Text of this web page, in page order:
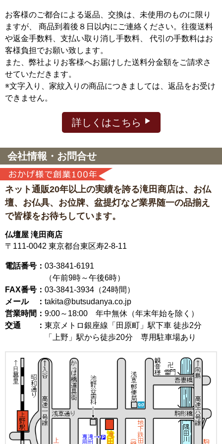
お客様のご都合による返品、交換は、未使用のものに限り
ますが、
商品到着後８日以内にご連絡ください。往復送料
や返金手数料、支払い取り消し手数料、 代引の手数料はお
客様負担でお願い致します。
また、弊社よりお客様へお届けした送料分金額をご請求さ
せていただきます。
※文字入り、家紋入りの商品につきましては、返品をお受け
できません。
詳しくはこちら
会社情報・お問合せ
ネット通販20年以上の実績を誇る滝田商店は、 お仏
壇、お仏具、お位牌、盆提灯など業界随一の品揃え
で皆様をお待ちしています。
仏壇屋 滝田商店
〒111-0042 東京都台東区寿2-8-11
電話番号： 03-3841-6191
（午前9時～午後6時）
FAX番号： 03-3841-3934（24時間）
メール ： takita@butsudanya.co.jp
営業時間： 9:00～18:00 年中無休（年末年始を除く）
交通 ： 東京メトロ銀座線「田原町」駅下車 徒歩2分
「上野」駅から徒歩20分 専用駐車場あり